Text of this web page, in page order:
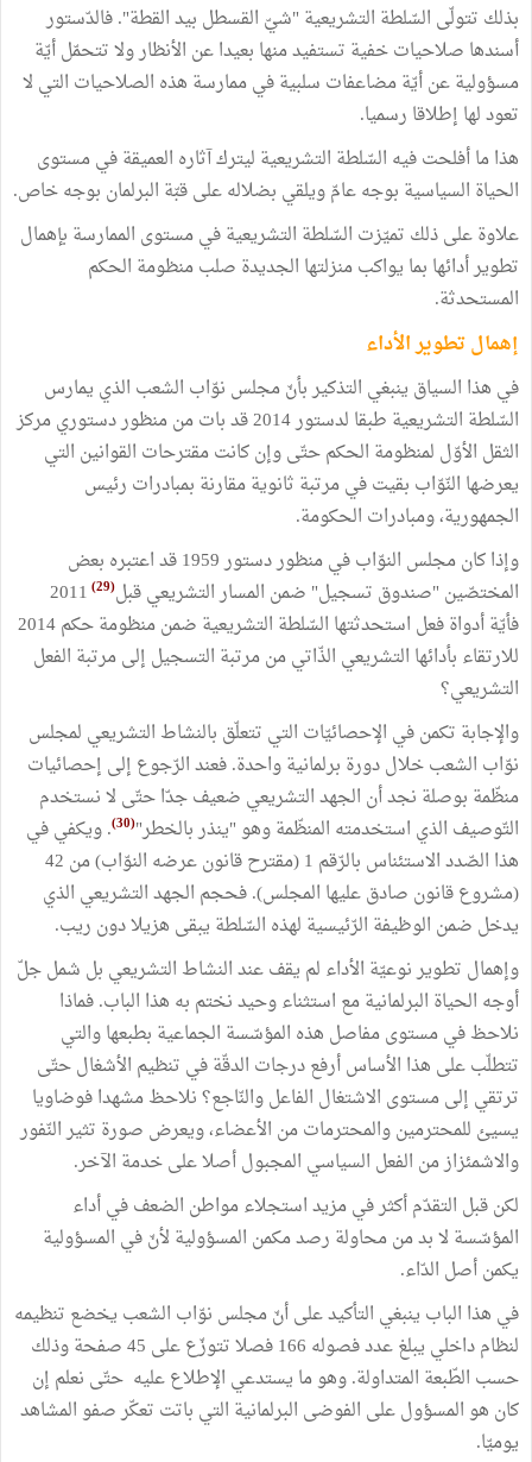
بذلك تتولّى السّلطة التشريعية "شيّ القسطل بيد القطة". فالدّستور
أسندها صلاحيات خفية تستفيد منها بعيدا عن الأنظار ولا تتحمّل أيّة
مسؤولية عن أيّة مضاعفات سلبية في ممارسة هذه الصلاحيات التي لا
تعود لها إطلاقا رسميا.
هذا ما أفلحت فيه السّلطة التشريعية ليترك آثاره العميقة في مستوى
الحياة السياسية بوجه عامّ ويلقي بضلاله على قبّة البرلمان بوجه خاص.
علاوة على ذلك تميّزت السّلطة التشريعية في مستوى الممارسة بإهمال
تطوير أدائها بما يواكب منزلتها الجديدة صلب منظومة الحكم
المستحدثة.
إهمال تطوير الأداء
في هذا السياق ينبغي التذكير بأنّ مجلس نوّاب الشعب الذي يمارس
السّلطة التشريعية طبقا لدستور 2014 قد بات من منظور دستوري مركز
الثقل الأوّل لمنظومة الحكم حتّى وإن كانت مقترحات القوانين التي
يعرضها النّوّاب بقيت في مرتبة ثانوية مقارنة بمبادرات رئيس
الجمهورية، ومبادرات الحكومة.
وإذا كان مجلس النوّاب في منظور دستور 1959 قد اعتبره بعض
المختصّين "صندوق تسجيل" ضمن المسار التشريعي قبل(29)
فأيّة أدواة فعل استحدثتها السّلطة التشريعية ضمن منظومة حكم 2014
للارتقاء بأدائها التشريعي الذّاتي من مرتبة التسجيل إلى مرتبة الفعل
التشريعي؟
والإجابة تكمن في الإحصائيّات التي تتعلّق بالنشاط التشريعي لمجلس
نوّاب الشعب خلال دورة برلمانية واحدة. فعند الرّجوع إلى إحصائيات
منظّمة بوصلة نجد أن الجهد التشريعي ضعيف جدّا حتّى لا نستخدم
التّوصيف الذي استخدمته المنظّمة وهو "ينذر بالخطر"(30)
. ويكفي في
هذا الصّدد الاستئناس بالرّقم 1 (مقترح قانون عرضه النوّاب) من 42
(مشروع قانون صادق عليها المجلس). فحجم الجهد التشريعي الذي
يدخل ضمن الوظيفة الرّئيسية لهذه السّلطة يبقى هزيلا دون ريب.
وإهمال تطوير نوعيّة الأداء لم يقف عند النشاط التشريعي بل شمل جلّ
أوجه الحياة البرلمانية مع استثناء وحيد نختم به هذا الباب. فماذا
نلاحظ في مستوى مفاصل هذه المؤسّسة الجماعية بطبعها والتي
تتطلّب على هذا الأساس أرفع درجات الدقّة في تنظيم الأشغال حتّى
ترتقي إلى مستوى الاشتغال الفاعل والنّاجع؟ نلاحظ مشهدا فوضاويا
يسيئ للمحترمين والمحترمات من الأعضاء، ويعرض صورة تثير النّفور
والاشمئزاز من الفعل السياسي المجبول أصلا على خدمة الآخر.
لكن قبل التقدّم أكثر في مزيد استجلاء مواطن الضعف في أداء
المؤسّسة لا بد من محاولة رصد مكمن المسؤولية لأنّ في المسؤولية
يكمن أصل الدّاء.
في هذا الباب ينبغي التأكيد على أنّ مجلس نوّاب الشعب يخضع تنظيمه
لنظام داخلي يبلغ عدد فصوله 166 فصلا تتوزّع على 45 صفحة وذلك
حسب الطّبعة المتداولة. وهو ما يستدعي الإطلاع عليه حتّى نعلم إن
كان هو المسؤول على الفوضى البرلمانية التي باتت تعكّر صفو المشاهد
يوميّا.